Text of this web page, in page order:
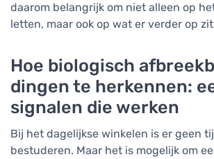
daarom belangrijk om niet alleen op
letten, maar ook op wat er verder op
Hoe biologisch
dingen te herkennen:
signalen die werken
Bij het dagelijkse winkelen is er geen
bestuderen. Maar het is mogelijk om